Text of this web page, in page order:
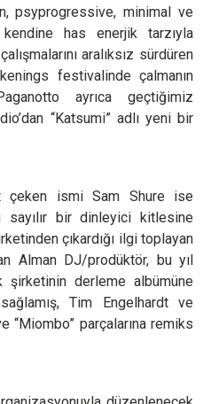
psyprogressive, minimal ve
has enerjik tarzıyla
aralıksız sürdüren
festivalinde çalmanın
ayrıca geçtiğimiz
“Katsumi” adlı yeni bir
çeken ismi Sam Shure ise
sayılır bir dinleyici kitlesine
çıkardığı ilgi toplayan
Alman DJ/prodüktör, bu yıl
derleme albümüne
Tim Engelhardt ve
“Miombo” parçalarına remiks